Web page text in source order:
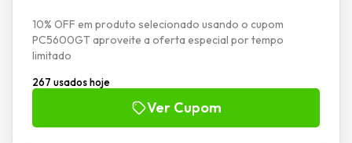
10% OFF em produto selecionado usando o cupom
PC5600GT aproveite a oferta especial por tempo
limitado
267 usados hoje
Ver Cupom